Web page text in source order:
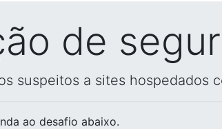
de
suspeitos a sites hospedados
ao desafio abaixo.